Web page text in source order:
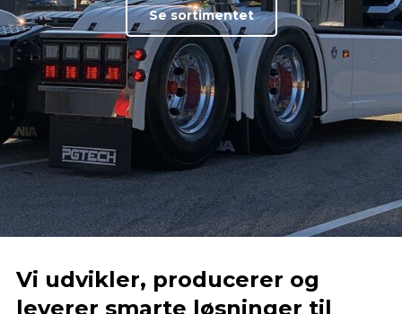
Se sortimentet
Vi udvikler, producerer og
leverer smarte løsninger til